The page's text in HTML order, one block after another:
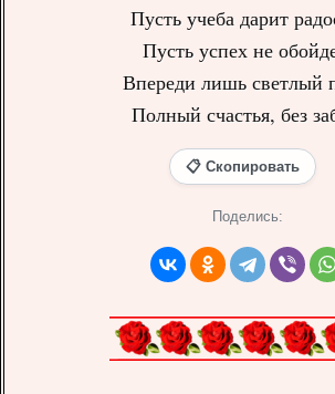
Пусть учеба дарит
Пусть успех не
Впереди лишь светлый
Полный счастья, без
📋 Скопировать
Поделись: